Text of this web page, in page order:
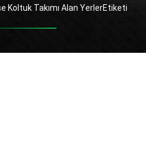
Koltuk Takımı Alan YerlerEtiketi